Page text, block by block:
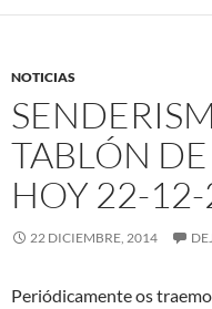
NOTICIAS
TABLÓN
HOY 22-
22 DICIEMBRE, 2014
Periódicamente os